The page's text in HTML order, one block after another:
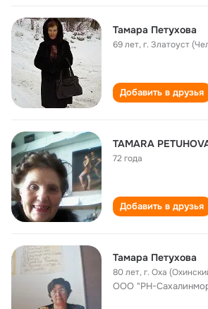
Тамара Петухова
69 лет,г. Златоуст
Добавить в друзья
TAMARA
72 года
Добавить в друзья
Тамара Петухова
80 лет,г. Оха
ООО "РН-